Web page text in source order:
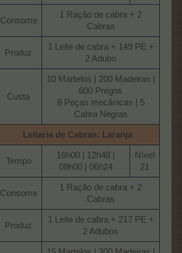
Consome​
1 Ração de cabra + 2
Cabras​
Produz​
1 Leite de cabra + 149 PE +
2 Adubo​
Custa​
10 Martelos | 200 Madeiras |
600 Pregos
8 Peças mecânicas | 5
Cabra Negras​
Leitaria de Cabras: Laranja
Tempo​
16h00 | 12h48 |
08h00 | 06h24​
Nível
21​
Consome​
1 Ração de cabra + 2
Cabras​
Produz​
1 Leite de cabra + 217 PE +
2 Adubos​